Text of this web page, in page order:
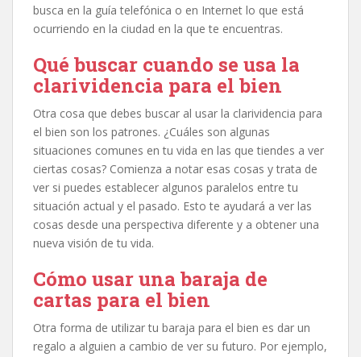
busca en la guía telefónica o en Internet lo que está
ocurriendo en la ciudad en la que te encuentras.
Qué buscar cuando se usa la
clarividencia para el bien
Otra cosa que debes buscar al usar la clarividencia para
el bien son los patrones. ¿Cuáles son algunas
situaciones comunes en tu vida en las que tiendes a ver
ciertas cosas? Comienza a notar esas cosas y trata de
ver si puedes establecer algunos paralelos entre tu
situación actual y el pasado. Esto te ayudará a ver las
cosas desde una perspectiva diferente y a obtener una
nueva visión de tu vida.
Cómo usar una baraja de
cartas para el bien
Otra forma de utilizar tu baraja para el bien es dar un
regalo a alguien a cambio de ver su futuro. Por ejemplo,